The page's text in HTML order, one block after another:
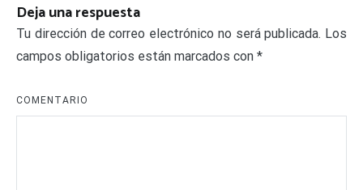
Deja una respuesta
Tu dirección de correo electrónico no será publicada. Los
campos obligatorios están marcados con *
COMENTARIO